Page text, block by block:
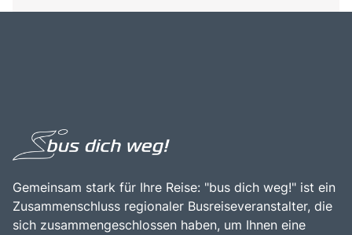
Gemeinsam stark für Ihre Reise: "bus dich weg!" ist ein
Zusammenschluss regionaler Busreiseveranstalter, die
sich zusammengeschlossen haben, um Ihnen eine